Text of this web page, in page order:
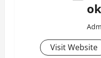
Visit Website